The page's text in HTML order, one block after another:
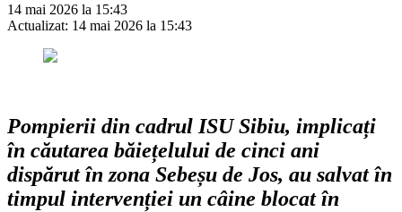
14 mai 2026 la 15:43
Actualizat: 14 mai 2026 la 15:43
Pompierii din cadrul ISU Sibiu, implicați
în căutarea băiețelului de cinci ani
dispărut în zona Sebeșu de Jos, au salvat în
timpul intervenției un câine blocat în